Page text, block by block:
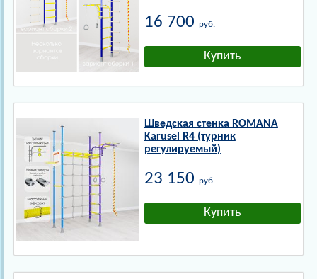
16 700 руб.
Шведская стенка ROMANA
Karusel R4 (турник
регулируемый)
23 150 руб.